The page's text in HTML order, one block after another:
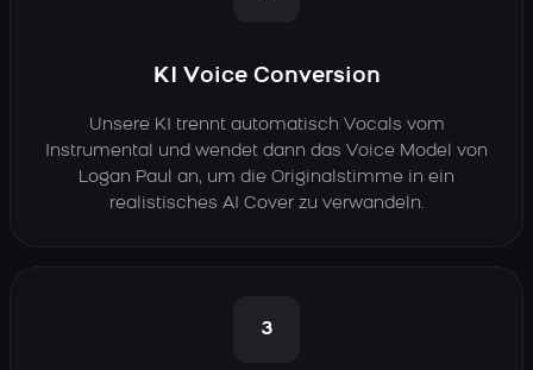
KI Voice Conversion
Unsere KI trennt automatisch Vocals vom
Instrumental und wendet dann das Voice Model von
Logan Paul an, um die Originalstimme in ein
realistisches AI Cover zu verwandeln.
3